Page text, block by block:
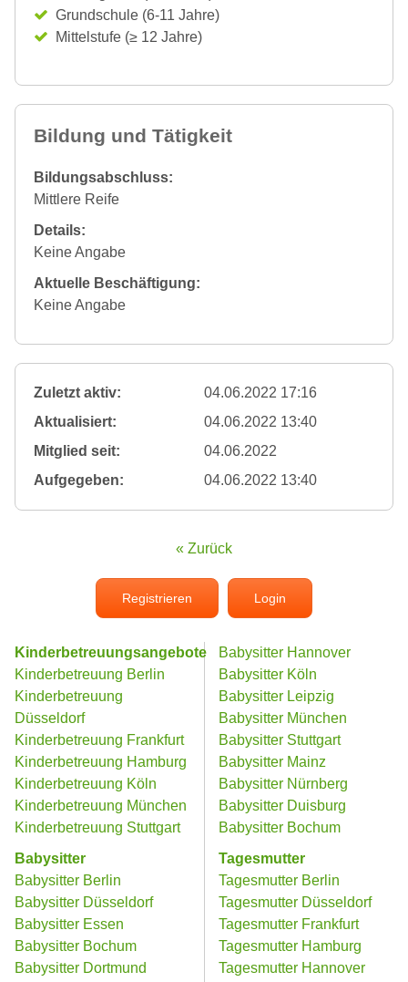
Grundschule (6-11 Jahre)
Mittelstufe (≥ 12 Jahre)
Bildung und Tätigkeit
Bildungsabschluss:
Mittlere Reife
Details:
Keine Angabe
Aktuelle Beschäftigung:
Keine Angabe
Zuletzt aktiv:
04.06.2022 17:16
Aktualisiert:
04.06.2022 13:40
Mitglied seit:
04.06.2022
Aufgegeben:
04.06.2022 13:40
« Zurück
Registrieren Login
Kinderbetreuungsangebote
Kinderbetreuung Berlin
Kinderbetreuung
Düsseldorf
Kinderbetreuung Frankfurt
Kinderbetreuung Hamburg
Kinderbetreuung Köln
Kinderbetreuung München
Kinderbetreuung Stuttgart
Babysitter
Babysitter Berlin
Babysitter Düsseldorf
Babysitter Essen
Babysitter Bochum
Babysitter Dortmund
Babysitter Hannover
Babysitter Köln
Babysitter Leipzig
Babysitter München
Babysitter Stuttgart
Babysitter Mainz
Babysitter Nürnberg
Babysitter Duisburg
Babysitter Bochum
Tagesmutter
Tagesmutter Berlin
Tagesmutter Düsseldorf
Tagesmutter Frankfurt
Tagesmutter Hamburg
Tagesmutter Hannover